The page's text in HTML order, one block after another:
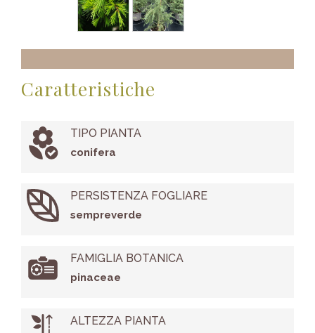
Caratteristiche
TIPO PIANTA
conifera
PERSISTENZA FOGLIARE
sempreverde
FAMIGLIA BOTANICA
pinaceae
ALTEZZA PIANTA